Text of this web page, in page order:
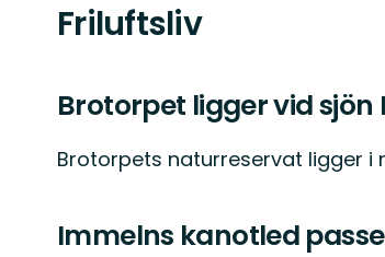
Friluftsliv
Brotorpet ligger vid sjön
Brotorpets naturreservat ligger i
Immelns kanotled